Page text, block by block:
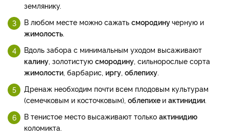
землянику.
В любом месте можно сажать смородинучерную и
жимолость.
Вдоль забора с минимальным уходом высаживают
калину, золотистую смородину, сильнорослые сорта
жимолости, барбарис, иргу, облепиху.
Дренаж необходим почти всем плодовым культурам
(семечковым и косточковым), облепихе и актинидии.
В тенистое место высаживают только актинидию
коломикта.